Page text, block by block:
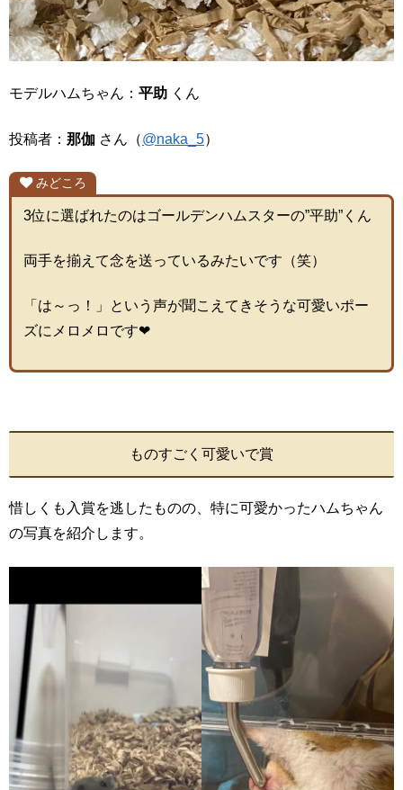
モデルハムちゃん： 平助 くん
投稿者： 那伽 さん（@naka_5）
みどころ
3位に選ばれたのはゴールデンハムスターの”平助”くん
両手を揃えて念を送っているみたいです（笑）
「は～っ！」という声が聞こえてきそうな可愛いポー
ズにメロメロです❤
ものすごく可愛いで賞
惜しくも入賞を逃したものの、特に可愛かったハムちゃん
の写真を紹介します。